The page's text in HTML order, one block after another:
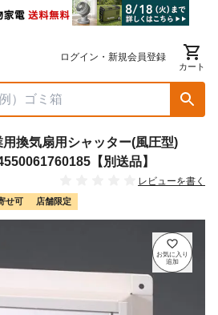
ログイン・新規会員登録
カート
換気扇用シャッター(風圧型)
【別送品】
レビューを書く
せ可 店舗限定